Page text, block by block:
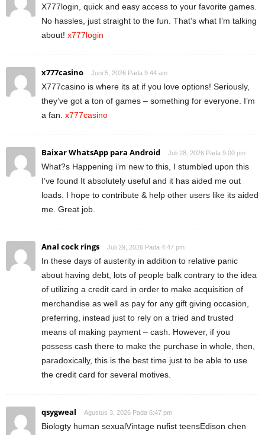
X777login, quick and easy access to your favorite games.
No hassles, just straight to the fun. That’s what I’m talking
about! x777login
x777casino Juni 5, 2026 Pada 9:44 am
X777casino is where its at if you love options! Seriously,
they’ve got a ton of games – something for everyone. I’m
a fan. x777casino
Baixar WhatsApp para Android Juli 28, 2026 Pada 9:00 pm
What?s Happening i’m new to this, I stumbled upon this
I’ve found It absolutely useful and it has aided me out
loads. I hope to contribute & help other users like its aided
me. Great job.
Anal cock rings Juli 29, 2026 Pada 4:47 pm
In these days of austerity in addition to relative panic
about having debt, lots of people balk contrary to the idea
of utilizing a credit card in order to make acquisition of
merchandise as well as pay for any gift giving occasion,
preferring, instead just to rely on a tried and trusted
means of making payment – cash. However, if you
possess cash there to make the purchase in whole, then,
paradoxically, this is the best time just to be able to use
the credit card for several motives.
qsygweal Agustus 3, 2026 Pada 6:47 pm
Biologty human sexualVintage nufist teensEdison chen